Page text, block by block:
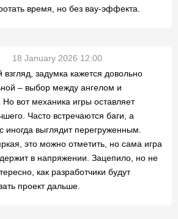
время, но без вау-эффекта.
18 January 2026 12:00
задумка кажется довольно
– выбор между ангелом и
вот механика игры оставляет
Часто встречаются баги, а
иногда выглядит перегруженным.
это можно отметить, но сама игра
держит в напряжении. Зацепило, но не
как разработчики будут
проект дальше.